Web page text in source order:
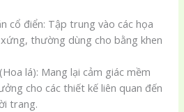
cổ điển: Tập trung vào các họa
thường dùng cho bằng khen
lá): Mang lại cảm giác mềm
cho các thiết kế liên quan đến
trang.